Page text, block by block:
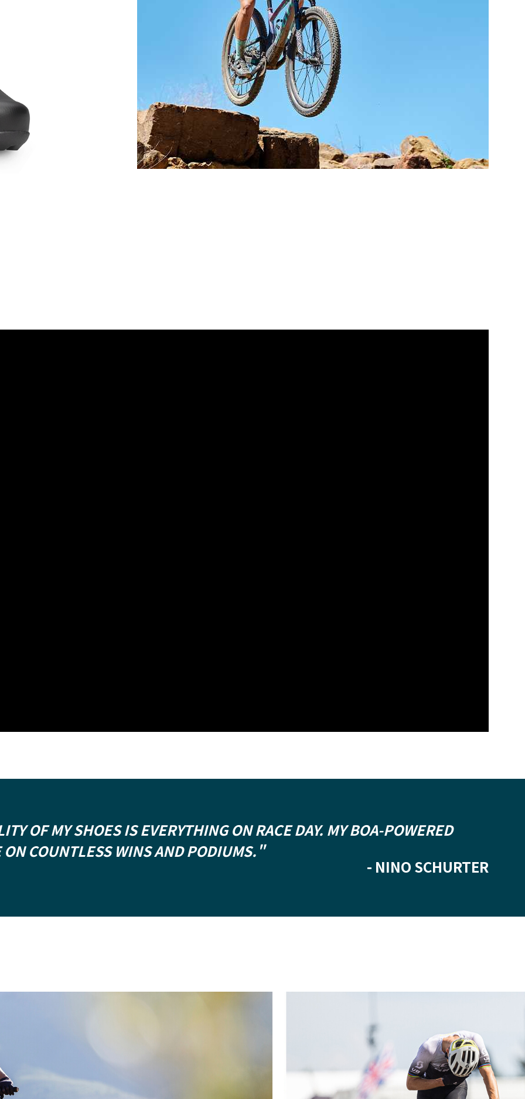
OF MY SHOES IS EVERYTHING ON RACE DAY. MY BOA-POWERED
ON COUNTLESS WINS AND PODIUMS."
- NINO SCHURTER